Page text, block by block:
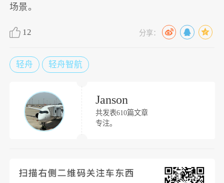
场景。
12 分享：
轻舟 轻舟智航
Janson
共发表610篇文章
专注。